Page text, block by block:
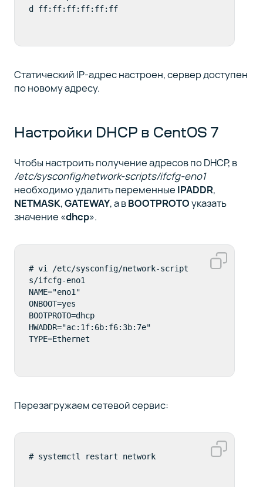
d ff:ff:ff:ff:ff:ff
Статический IP-адрес настроен, сервер доступен
по новому адресу.
Настройки DHCP в CentOS 7
Чтобы настроить получение адресов по DHCP, в
/etc/sysconfig/network-scripts/ifcfg-eno1
необходимо удалить переменные IPADDR,
NETMASK,GATEWAY, а вBOOTPROTOуказать
значение «dhcp».
# vi /etc/sysconfig/network-script
s/ifcfg-eno1
NAME="eno1"
ONBOOT=yes
BOOTPROTO=dhcp
HWADDR="ac:1f:6b:f6:3b:7e"
TYPE=Ethernet
Перезагружаем сетевой сервис:
# systemctl restart network